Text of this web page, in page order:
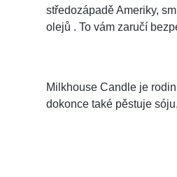
středozápadě Ameriky,
olejů . To vám zaručí
Milkhouse Candle je
dokonce také pěstuje